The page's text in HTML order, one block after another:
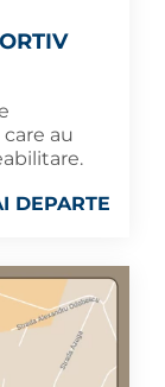
au
DEPARTE